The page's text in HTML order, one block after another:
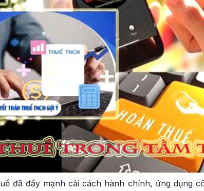
đã đẩy mạnh cải cách hành chính, ứng dụng